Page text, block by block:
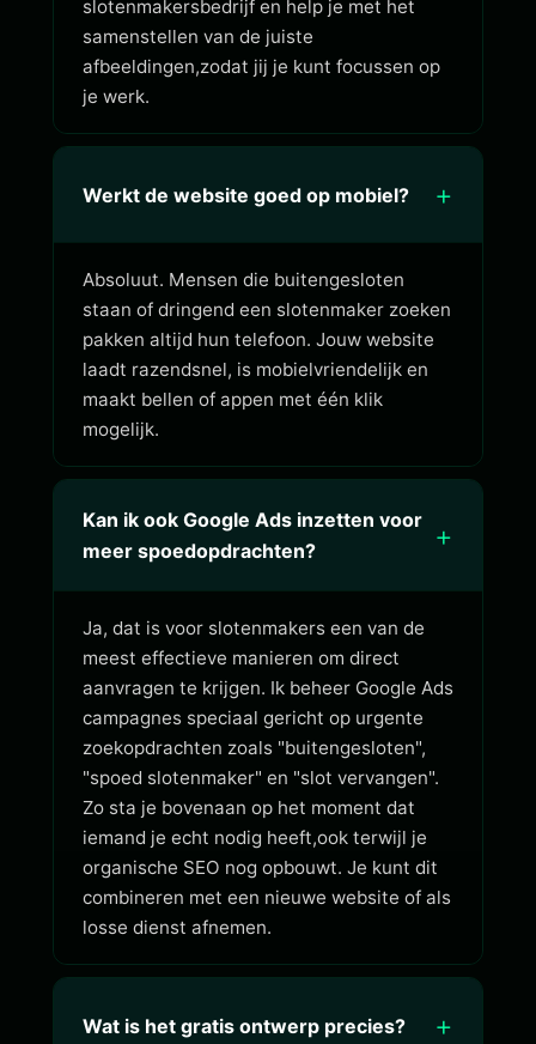
slotenmakersbedrijf en help je met het
samenstellen van de juiste
afbeeldingen,zodat jij je kunt focussen op
je werk.
Werkt de website goed op mobiel? +
Absoluut. Mensen die buitengesloten
staan of dringend een slotenmaker zoeken
pakken altijd hun telefoon. Jouw website
laadt razendsnel, is mobielvriendelijk en
maakt bellen of appen met één klik
mogelijk.
Kan ik ook Google Ads inzetten voor
meer spoedopdrachten?
+
Ja, dat is voor slotenmakers een van de
meest effectieve manieren om direct
aanvragen te krijgen. Ik beheer Google Ads
campagnes speciaal gericht op urgente
zoekopdrachten zoals "buitengesloten",
"spoed slotenmaker" en "slot vervangen".
Zo sta je bovenaan op het moment dat
iemand je echt nodig heeft,ook terwijl je
organische SEO nog opbouwt. Je kunt dit
combineren met een nieuwe website of als
losse dienst afnemen.
Wat is het gratis ontwerp precies? +